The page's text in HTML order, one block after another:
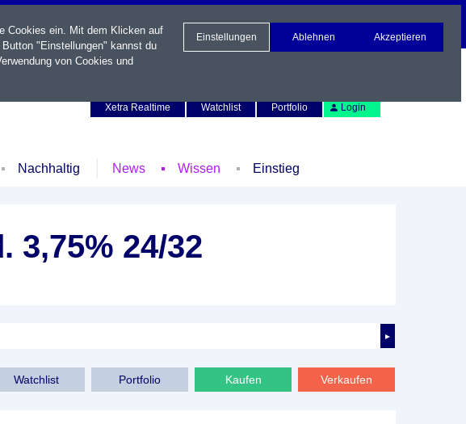
Xetra Realtime
Watchlist Portfolio Login
Nachhaltig News Wissen Einstieg
3,75% 24/32
►
Verkaufen
Kaufen
Portfolio
Watchlist
Cookies ein. Mit dem Klicken auf
"Einstellungen" kannst du
von Cookies und
Einstellungen Ablehnen Akzeptieren